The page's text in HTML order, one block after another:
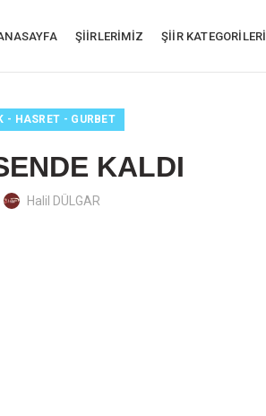
ŞİİRLERİMİZ ŞİİR KATEGORİLERİ
- HASRET - GURBET
KALDI
Halil DÜLGAR